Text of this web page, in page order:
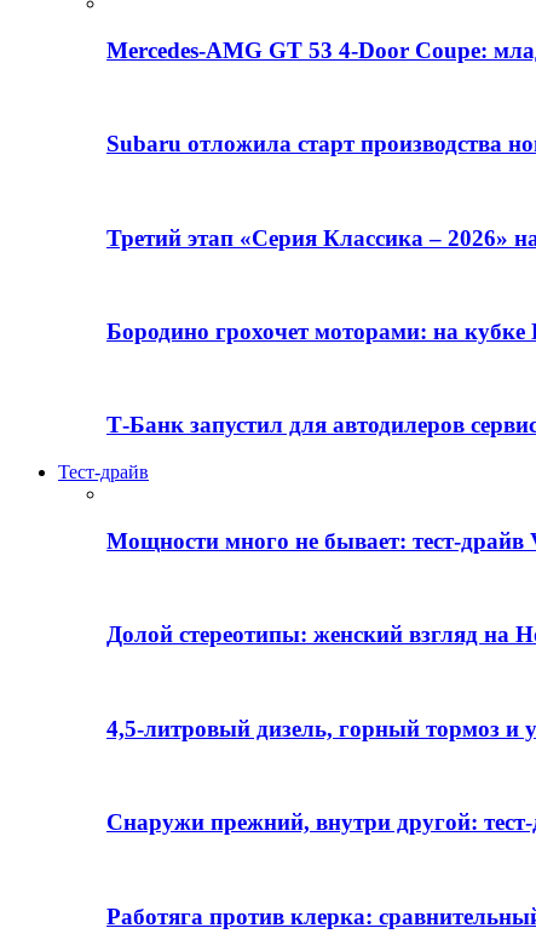
Mercedes-AMG GT 53 4-Door Coupe:
Subaru отложила старт производства
Третий этап «Серия Классика – 2026»
Бородино грохочет моторами: на
Т-Банк запустил для автодилеров
Тест-драйв
Мощности много не бывает: тест-драйв
Долой стереотипы: женский взгляд на
4,5-литровый дизель, горный тормоз и
Снаружи прежний, внутри другой:
Работяга против клерка: